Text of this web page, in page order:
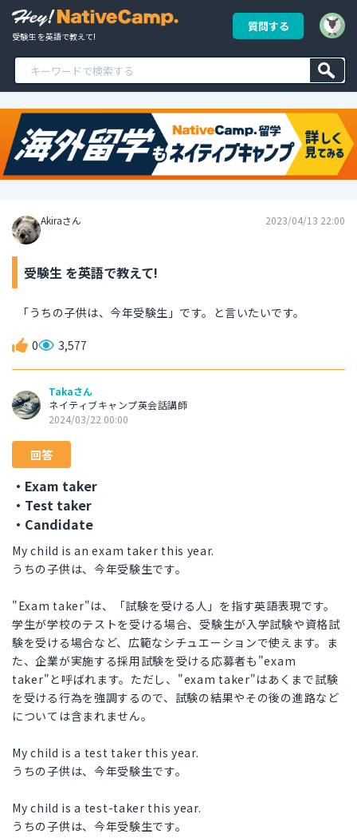
受験生 を英語で教えて!
質問する
Akiraさん 2023/04/13 22:00
受験生 を英語で教えて!
「うちの子供は、今年受験生」です。と言いたいです。
0 3,577
Takaさん
ネイティブキャンプ英会話講師
2024/03/22 00:00
回答
・Exam taker
・Test taker
・Candidate
My child is an exam taker this year.
うちの子供は、今年受験生です。
"Exam taker"は、「試験を受ける人」を指す英語表現です。
学生が学校のテストを受ける場合、受験生が入学試験や資格試
験を受ける場合など、広範なシチュエーションで使えます。ま
た、企業が実施する採用試験を受ける応募者も"exam
taker"と呼ばれます。ただし、"exam taker"はあくまで試験
を受ける行為を強調するので、試験の結果やその後の進路など
については含まれません。
My child is a test taker this year.
うちの子供は、今年受験生です。
My child is a test-taker this year.
うちの子供は、今年受験生です。